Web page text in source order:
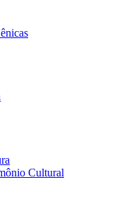
Cultural